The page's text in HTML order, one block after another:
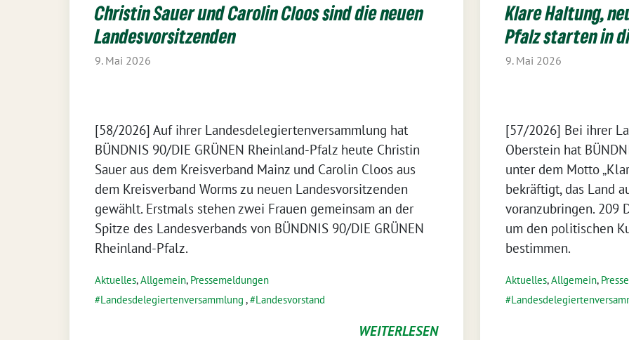
Christin Sauer und Carolin Cloos sind die neuen
Landesvorsitzenden
9. Mai 2026
[58/2026] Auf ihrer Landesdelegiertenversammlung hat
BÜNDNIS 90/DIE GRÜNEN Rheinland-Pfalz heute Christin
Sauer aus dem Kreisverband Mainz und Carolin Cloos aus
dem Kreisverband Worms zu neuen Landesvorsitzenden
gewählt. Erstmals stehen zwei Frauen gemeinsam an der
Spitze des Landesverbands von BÜNDNIS 90/DIE GRÜNEN
Rheinland-Pfalz.
Aktuelles,Allgemein, Pressemeldungen
Landesdelegiertenversammlung , Landesvorstand
WEITERLESEN
Klare Haltung,
Pfalz starten in
9. Mai 2026
[57/2026] Bei ihrer
Oberstein hat
unter dem Motto
bekräftigt, das Land
voranzubringen. 209
um den politischen
bestimmen.
Aktuelles,Allgemein,